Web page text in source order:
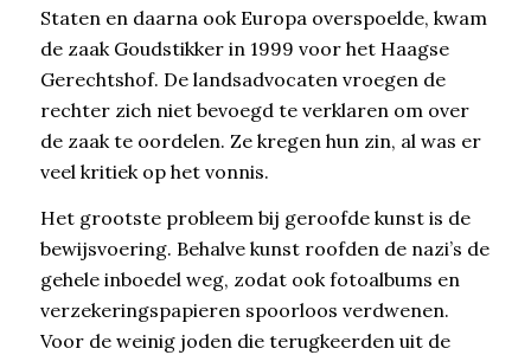
Staten en daarna ook Europa overspoelde, kwam
de zaak Goudstikker in 1999 voor het Haagse
Gerechtshof. De landsadvocaten vroegen de
rechter zich niet bevoegd te verklaren om over
de zaak te oordelen. Ze kregen hun zin, al was er
veel kritiek op het vonnis.
Het grootste probleem bij geroofde kunst is de
bewijsvoering. Behalve kunst roofden de nazi’s de
gehele inboedel weg, zodat ook fotoalbums en
verzekeringspapieren spoorloos verdwenen.
Voor de weinig joden die terugkeerden uit de